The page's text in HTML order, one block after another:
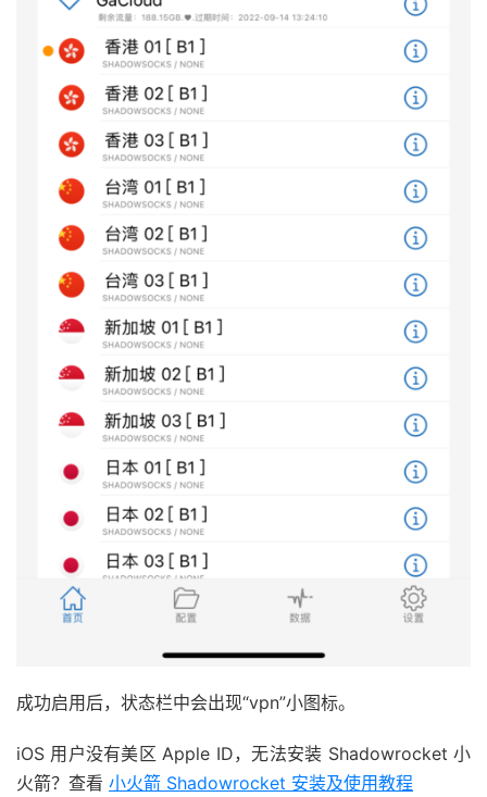
成功启用后，状态栏中会出现“vpn”小图标。
iOS 用户没有美区 Apple ID，无法安装 Shadowrocket 小
火箭？查看 小火箭 Shadowrocket 安装及使用教程